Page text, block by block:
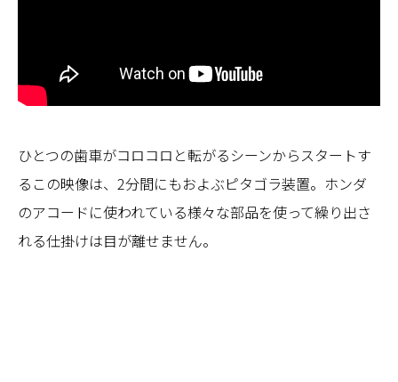
ひとつの歯車がコロコロと転がるシーンからスタートす
るこの映像は、2分間にもおよぶピタゴラ装置。ホンダ
のアコードに使われている様々な部品を使って繰り出さ
れる仕掛けは目が離せません。